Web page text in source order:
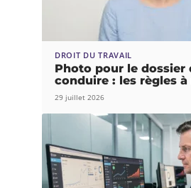
DROIT DU TRAVAIL
Photo pour le dossier
conduire : les règles
29 juillet 2026